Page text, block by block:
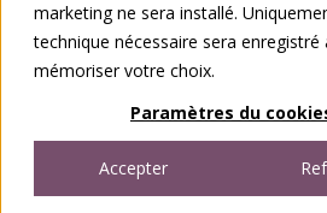
marketing ne sera installé.
technique nécessaire sera enregistré
mémoriser votre choix.
Paramètres du
Accepter